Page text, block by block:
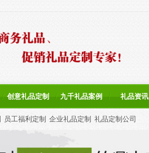
创意礼品定制 九千礼品案例 礼品资讯
员工福利定制 企业礼品定制 礼品定制公司